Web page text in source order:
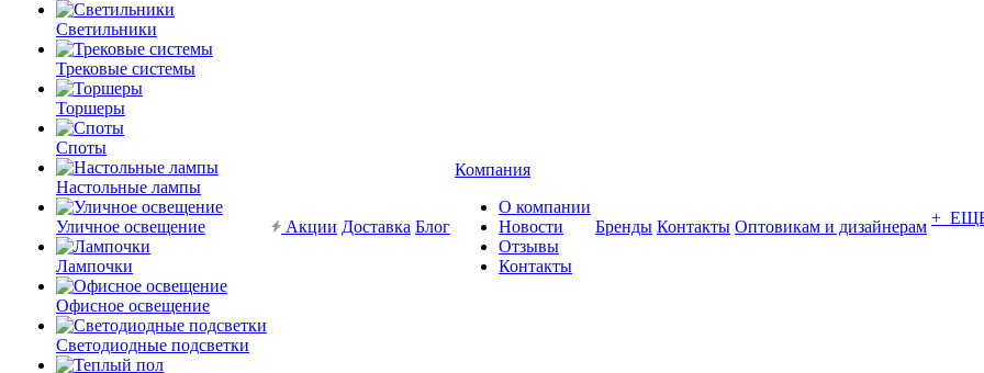
Светильники
Трековые системы
Торшеры
Споты
Настольные лампы
Уличное освещение
Лампочки
Офисное освещение
Светодиодные подсветки
Акции Доставка Блог
Компания
О компании
Новости
Отзывы
Контакты
Бренды Контакты Оптовикам и дизайнерам +